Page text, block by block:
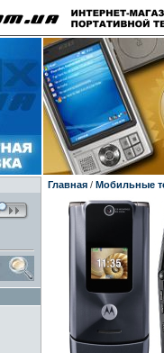
Главная/ Мобильные